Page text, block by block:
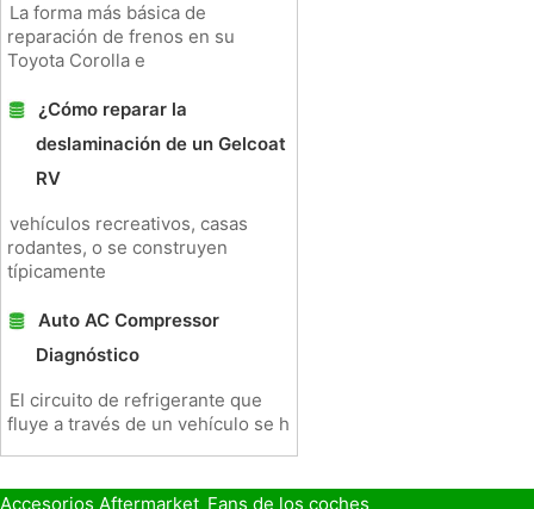
La forma más básica de
reparación de frenos en su
Toyota Corolla e
¿Cómo reparar la
deslaminación de un Gelcoat
RV
vehículos recreativos, casas
rodantes, o se construyen
típicamente
Auto AC Compressor
Diagnóstico
El circuito de refrigerante que
fluye a través de un vehículo se h
Accesorios Aftermarket Fans de los coches